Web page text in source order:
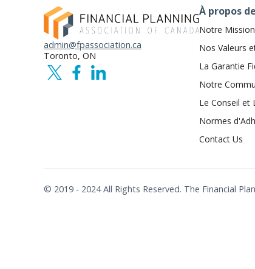
admin@fpassociation.ca
Toronto, ON
À propos
Notre
Nos Valeurs
La Garantie
Notre
Le Conseil et
Normes
Contact Us
© 2019 - 2024 All Rights Reserved. The Financial